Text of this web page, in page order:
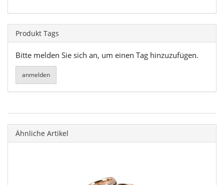
Produkt Tags
Bitte melden Sie sich an, um einen Tag hinzuzufügen.
Ähnliche Artikel